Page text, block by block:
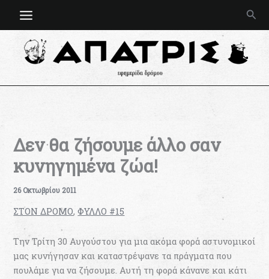
Δεν θα ζήσουμε άλλο σαν
κυνηγημένα ζώα!
26 Οκτωβρίου 2011
ΣΤΟΝ ΔΡΟΜΟ,ΦΥΛΛΟ #15
Την Τρίτη 30 Αυγούστου για μια ακόμα φορά αστυνομικοί
μας κυνήγησαν και καταστρέψανε τα πράγματα που
πουλάμε για να ζήσουμε. Αυτή τη φορά κάνανε και κάτι